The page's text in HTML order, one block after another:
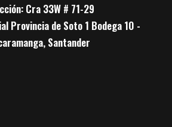
Cra 33W # 71-29
Provincia de Soto 1 Bodega 10 -
Santander